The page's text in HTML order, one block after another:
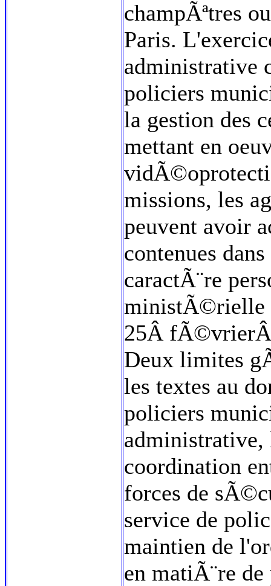
champÃªtres
Paris.
administrative
policiers
la gestion des
mettant en
missions, les
peuvent avoir
contenues
caractÃ¨re
ministÃ©rielle
25Â fÃ©vrierÂ
Deux limites
les textes au
policiers
administrative,
coordination
forces de
service de
maintien de
en matiÃ¨re